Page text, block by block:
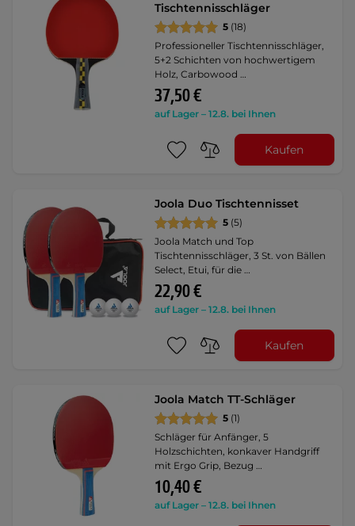
Tischtennisschläger
5 (18)
Professioneller Tischtennisschläger,
5+2 Schichten von hochwertigem
Holz, Carbowood …
37,50 €
auf Lager – 12.8. bei Ihnen
Kaufen
Joola Duo Tischtennisset
5 (5)
Joola Match und Top
Tischtennisschläger, 3 St. von Bällen
Select, Etui, für die …
22,90 €
auf Lager – 12.8. bei Ihnen
Kaufen
Joola Match TT-Schläger
5 (1)
Schläger für Anfänger, 5
Holzschichten, konkaver Handgriff
mit Ergo Grip, Bezug …
10,40 €
auf Lager – 12.8. bei Ihnen